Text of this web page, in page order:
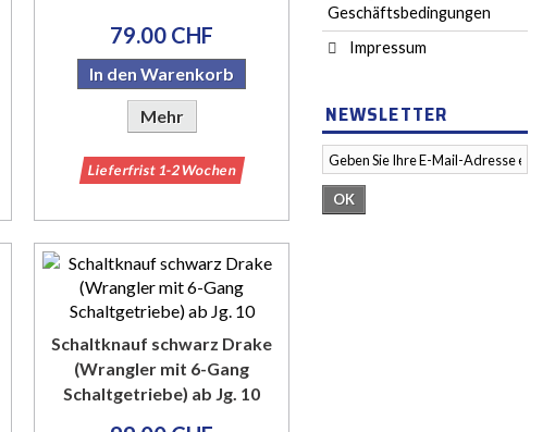
79.00 CHF
In den Warenkorb
Mehr
Lieferfrist 1-2 Wochen
Schaltknauf schwarz Drake
(Wrangler mit 6-Gang
Schaltgetriebe) ab Jg. 10
Geschäftsbedingungen
Impressum
NEWSLETTER
OK